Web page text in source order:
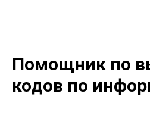
Помощник по
кодов по